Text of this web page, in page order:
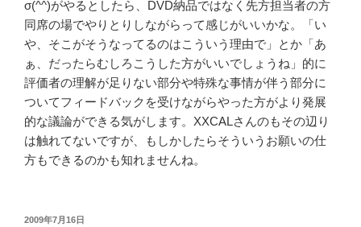
σ(^^)がやるとしたら、DVD納品ではなく先方担当者の方
同席の場でやりとりしながらって感じがいいかな。「い
や、そこがそうなってるのはこういう理由で」とか「あ
ぁ、だったらむしろこうした方がいいでしょうね」的に
評価者の理解が足りない部分や特殊な事情が伴う部分に
ついてフィードバックを受けながらやった方がより発展
的な議論ができる気がします。XXCALさんのもその辺り
は触れてないですが、もしかしたらそういうお願いの仕
方もできるのかも知れませんね。
投
2009年7月16日